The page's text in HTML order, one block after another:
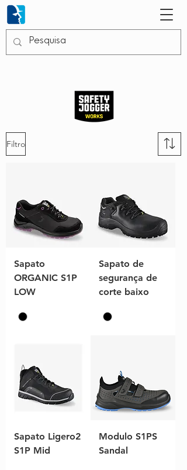
Filtro
Sapato
ORGANIC S1P
LOW
Sapato de
segurança de
corte baixo
Sapato Ligero2
S1P Mid
Modulo S1PS
Sandal